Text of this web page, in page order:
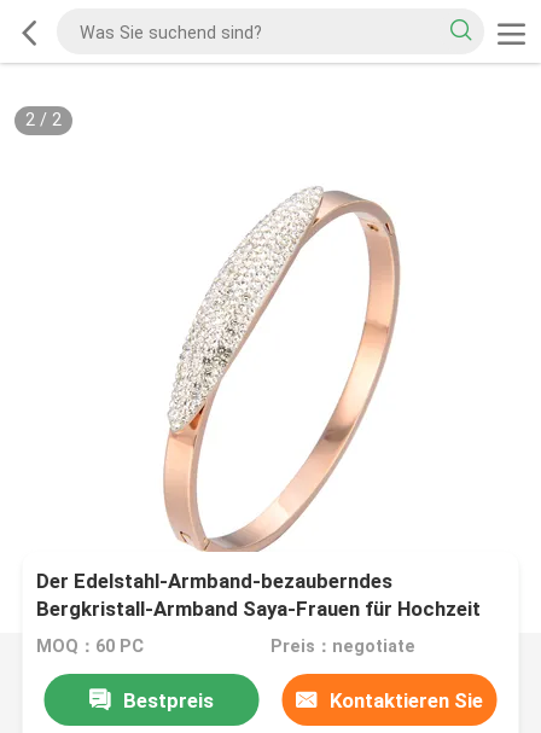
2/ 2
Der Edelstahl-Armband-bezauberndes
Bergkristall-Armband Saya-Frauen für Hochzeit
MOQ：60 PC Preis：negotiate
Bestpreis Kontaktieren Sie